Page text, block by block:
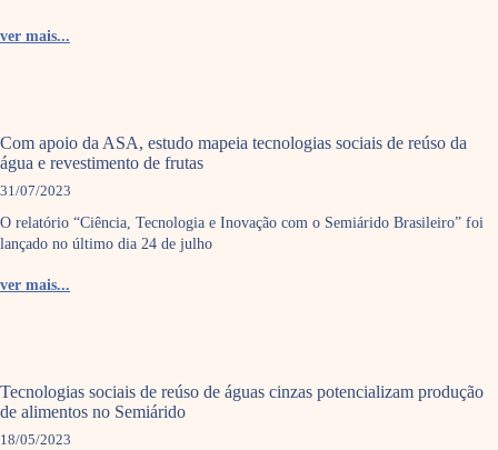
ver mais...
Com apoio da ASA, estudo mapeia tecnologias sociais de reúso da
água e revestimento de frutas
31/07/2023
O relatório “Ciência, Tecnologia e Inovação com o Semiárido Brasileiro” foi
lançado no último dia 24 de julho
ver mais...
Tecnologias sociais de reúso de águas cinzas potencializam produção
de alimentos no Semiárido
18/05/2023